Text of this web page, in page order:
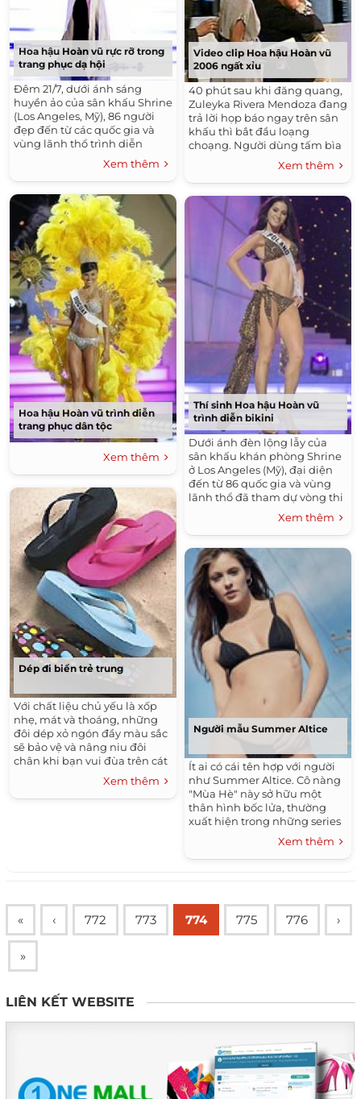
Hoa hậu Hoàn vũ rực rỡ trong
trang phục dạ hội
Đêm 21/7, dưới ánh sáng
huyền ảo của sân khấu Shrine
(Los Angeles, Mỹ), 86 người
đẹp đến từ các quốc gia và
vùng lãnh thổ trình diễn
trang phục dạ hội trước sự
chiêm ngưỡng của hàng
chục nghìn người. Gợi cảm và
quyến rũ, các hoa hậu duyên
dáng khiến khán giả không
khỏi nức lòng.
Xem thêm
Hoa hậu Hoàn vũ trình diễn
trang phục dân tộc
Xem thêm
Dép đi biển trẻ trung
Với chất liệu chủ yếu là xốp
nhẹ, mát và thoáng, những
đôi dép xỏ ngón đầy màu sắc
sẽ bảo vệ và nâng niu đôi
chân khi bạn vui đùa trên cát
trong ngày hè rực rỡ. Cùng với
váy hay quần ngố, bạn thật
trẻ trung và nổi bật giữa bãi
Xem thêm
Video clip Hoa hậu Hoàn vũ
2006 ngất xỉu
40 phút sau khi đăng quang,
Zuleyka Rivera Mendoza đang
trả lời họp báo ngay trên sân
khấu thì bắt đầu loạng
choạng. Người dùng tấm bìa
quạt quạt, người giật vội
micro cầu cứu sự giúp đỡ của
y tá, nhưng tân Hoa hậu Hoàn
vũ vẫn xỉu dần, và ngã vào
vòng tay người phụ tá.
Xem thêm
Thí sinh Hoa hậu Hoàn vũ
trình diễn bikini
Dưới ánh đèn lộng lẫy của
sân khấu khán phòng Shrine
ở Los Angeles (Mỹ), đại diện
đến từ 86 quốc gia và vùng
lãnh thổ đã tham dự vòng thi
áo tắm hôm 18/7. Các người
đẹp còn khoe sắc trong trang
phục dạ hội, trang phục dân
tộc và thi vấn đáp để chọn ra
20 người đẹp nhất.
Xem thêm
Người mẫu Summer Altice
Ít ai có cái tên hợp với người
như Summer Altice. Cô nàng
"Mùa Hè" này sở hữu một
thân hình bốc lửa, thường
xuất hiện trong những series
ảnh nóng bỏng và có thể "đốt
cháy" bất cứ cuộc vui nào mà
cô tham gia. Ngoài ra,
Xem thêm
« ‹ 772 773 774 775 776 ›
»
LIÊN KẾT WEBSITE